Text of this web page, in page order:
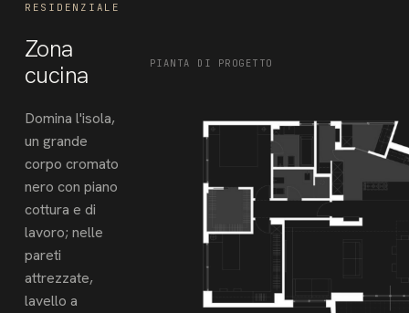
RESIDENZIALE
Zona
cucina
Domina l'isola,
un grande
corpo cromato
nero con piano
cottura e di
lavoro; nelle
pareti
attrezzate,
lavello a
PIANTA DI PROGETTO